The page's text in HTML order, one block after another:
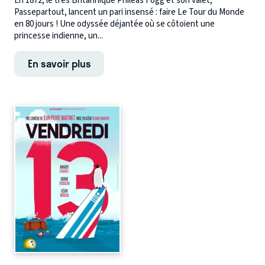
Passepartout, lancent un pari insensé : faire Le Tour du Monde
en 80 jours ! Une odyssée déjantée où se côtoient une
princesse indienne, un...
En savoir plus